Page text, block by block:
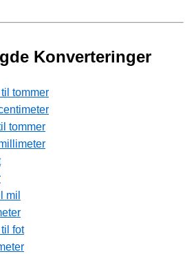
Konverteringer
tommer
tommer
mil
fot